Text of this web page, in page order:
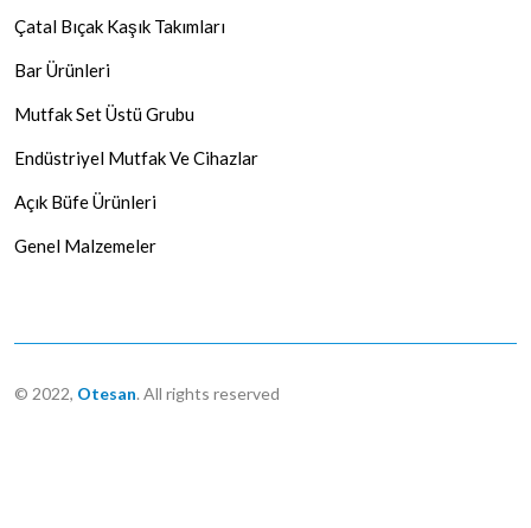
Çatal Bıçak Kaşık Takımları
Bar Ürünleri
Mutfak Set Üstü Grubu
Endüstriyel Mutfak Ve Cihazlar
Açık Büfe Ürünleri
Genel Malzemeler
© 2022, Otesan. All rights reserved